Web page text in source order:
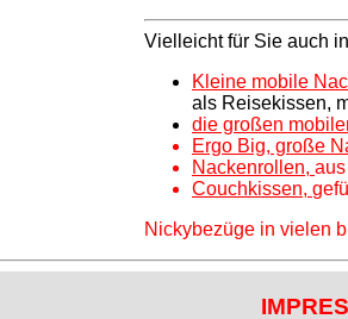
Vielleicht für Sie auch
Kleine mobile
als Reisekissen,
die großen
Ergo Big, große
Nackenrollen,
Couchkissen,
Nickybezüge in vielen